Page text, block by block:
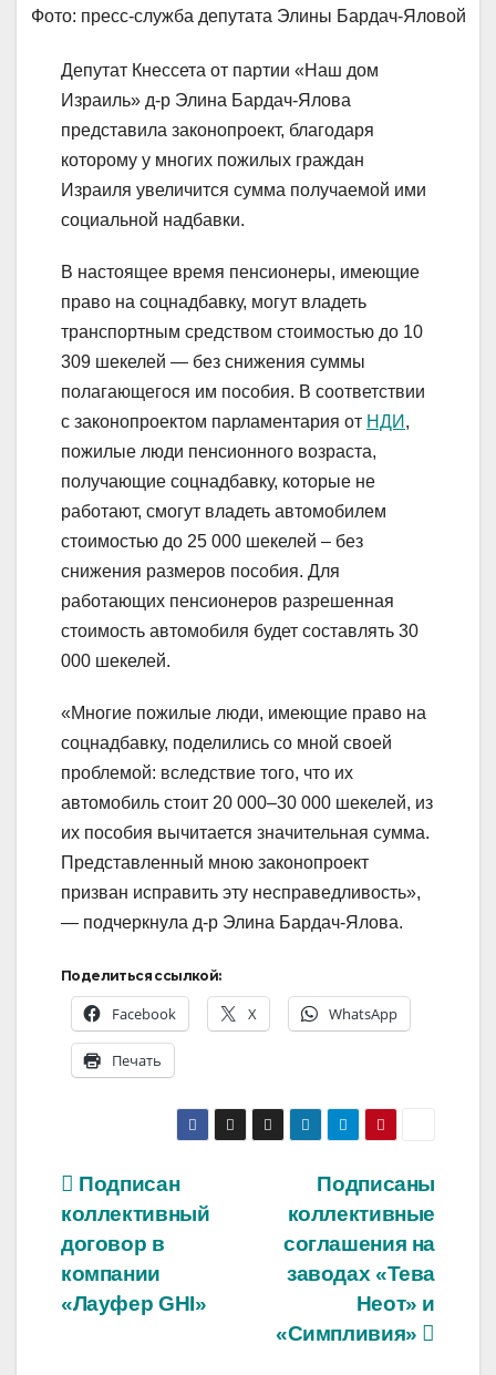
Фото: пресс-служба депутата Элины Бардач-Яловой
Депутат Кнессета от партии «Наш дом
Израиль» д-р Элина Бардач-Ялова
представила законопроект, благодаря
которому у многих пожилых граждан
Израиля увеличится сумма получаемой ими
социальной надбавки.
В настоящее время пенсионеры, имеющие
право на соцнадбавку, могут владеть
транспортным средством стоимостью до 10
309 шекелей — без снижения суммы
полагающегося им пособия. В соответствии
с законопроектом парламентария от НДИ ,
пожилые люди пенсионного возраста,
получающие соцнадбавку, которые не
работают, смогут владеть автомобилем
стоимостью до 25 000 шекелей – без
снижения размеров пособия. Для
работающих пенсионеров разрешенная
стоимость автомобиля будет составлять 30
000 шекелей.
«Многие пожилые люди, имеющие право на
соцнадбавку, поделились со мной своей
проблемой: вследствие того, что их
автомобиль стоит 20 000–30 000 шекелей, из
их пособия вычитается значительная сумма.
Представленный мною законопроект
призван исправить эту несправедливость»,
— подчеркнула д-р Элина Бардач-Ялова.
Поделиться ссылкой:
Facebook X WhatsApp
Печать
Навигация
по
записям
Подписаны
коллективные
соглашения на
заводах «Тева
Неот» и
«Симпливия»
Подписан
коллективный
договор в
компании
«Лауфер GHI»